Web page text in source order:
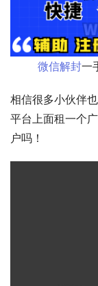
微信解封一
相信很多小伙伴
平台上面租一个
户吗！